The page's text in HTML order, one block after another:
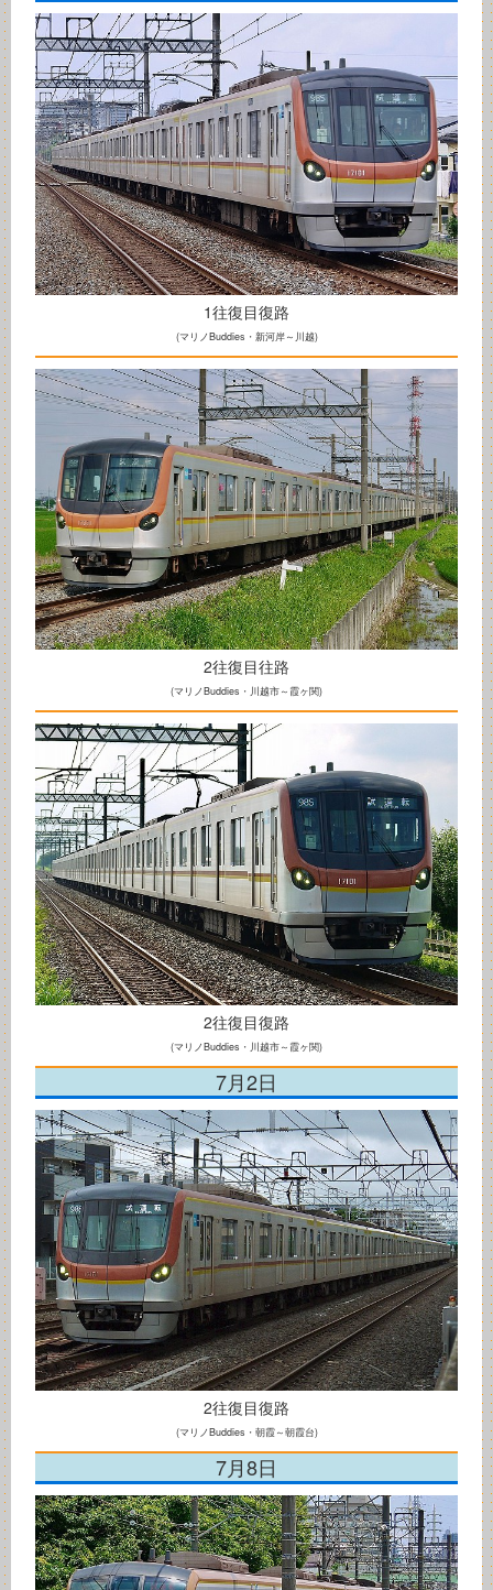
1往復目復路
(マリノBuddies・新河岸～川越)
2往復目往路
(マリノBuddies・川越市～霞ヶ関)
2往復目復路
(マリノBuddies・川越市～霞ヶ関)
7月2日
2往復目復路
(マリノBuddies・朝霞～朝霞台)
7月8日